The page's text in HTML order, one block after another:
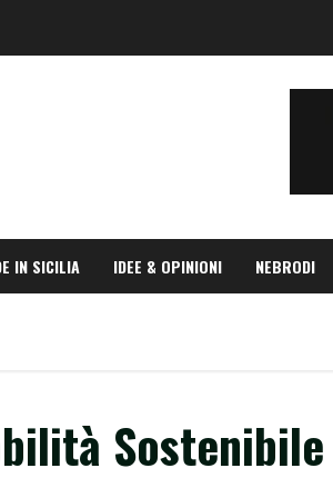
IN SICILIA IDEE & OPINIONI NEBRODI
Sostenibile